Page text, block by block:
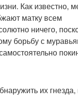
Как известно,
матку всем
ничего,
борьбу с
их гнезда,